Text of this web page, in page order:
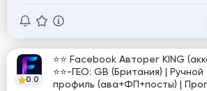
0.0
⭐⭐ Facebook Авторег KING
⭐⭐-ГЕО: GB (Британия) |
профиль (ава+ФП+посты) |